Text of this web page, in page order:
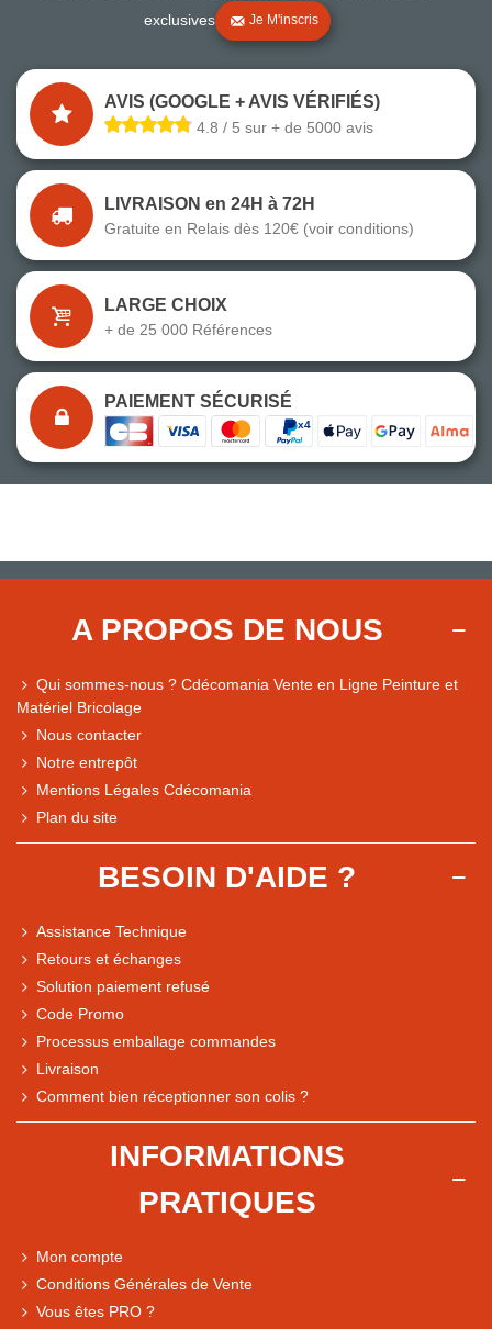
Comparaison des performances du magasin
Express, Chez vous, Point relais, Retrait magasin
exclusives
Je M'inscris
AVIS (GOOGLE + AVIS VÉRIFIÉS)
4.8 / 5 sur + de 5000 avis
LIVRAISON en 24H à 72H
Gratuite en Relais dès 120€ (voir conditions)
LARGE CHOIX
+ de 25 000 Références
PAIEMENT SÉCURISÉ
A PROPOS DE NOUS
Qui sommes-nous ? Cdécomania Vente en Ligne Peinture et
Matériel Bricolage
Nous contacter
Notre entrepôt
Mentions Légales Cdécomania
Plan du site
BESOIN D'AIDE ?
Assistance Technique
Retours et échanges
Solution paiement refusé
Code Promo
Processus emballage commandes
Livraison
Comment bien réceptionner son colis ?
INFORMATIONS
PRATIQUES
Mon compte
Conditions Générales de Vente
Vous êtes PRO ?